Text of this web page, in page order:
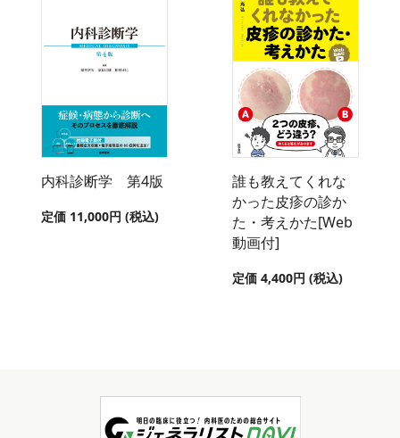
内科診断学 第4版
定価 11,000円 (税込)
誰も教えてくれな
かった皮疹の診か
た・考えかた[Web
動画付]
定価 4,400円 (税込)